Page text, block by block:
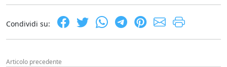
Condividi su:
Articolo precedente